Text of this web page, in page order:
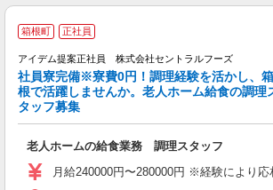
箱根町 正社員
アイデム提案正社員 株式会社セントラルフーズ
社員寮完備※寮費0円！調理経験を活かし、箱
根で活躍しませんか。老人ホーム給食の調理
タッフ募集
老人ホームの給食業務 調理スタッフ
月給240000円〜280000円 ※経験により